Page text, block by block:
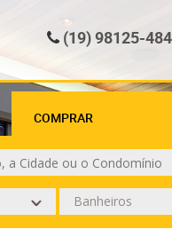
(19) 98125-
COMPRAR